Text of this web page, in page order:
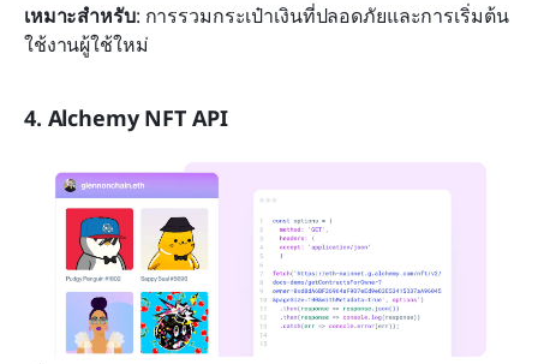
เหมาะสำหรับ: การรวมกระเป๋าเงินที่ปลอดภัยและการเริ่มต้น
ใช้งานผู้ใช้ใหม่
4. Alchemy NFT API